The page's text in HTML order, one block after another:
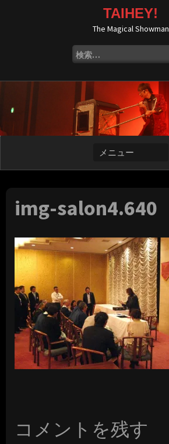
TAIHEY!
The Magical Showman
検
索:
img-salon4.640
コメントを残す